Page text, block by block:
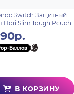
Switch Защитный
Hori Slim Tough Pouch
для консоли Switch
(NSW-810U)
Баллов
В КОРЗИНУ